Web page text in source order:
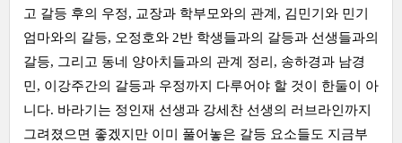
고 갈등 후의 우정, 교장과 학부모와의 관계, 김민기와 민기
엄마와의 갈등, 오정호와 2반 학생들과의 갈등과 선생들과의
갈등, 그리고 동네 양아치들과의 관계 정리, 송하경과 남경
민, 이강주간의 갈등과 우정까지 다루어야 할 것이 한둘이 아
니다. 바라기는 정인재 선생과 강세찬 선생의 러브라인까지
그려졌으면 좋겠지만 이미 풀어놓은 갈등 요소들도 지금부